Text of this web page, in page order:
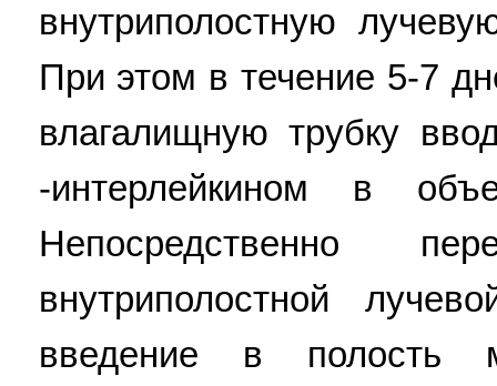
внутриполостную
При этом в течение 5-7
влагалищную трубку
-интерлейкином в
Непосредственно
внутриполостной
введение в полость